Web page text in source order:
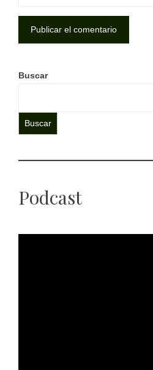
Buscar
Buscar
Podcast